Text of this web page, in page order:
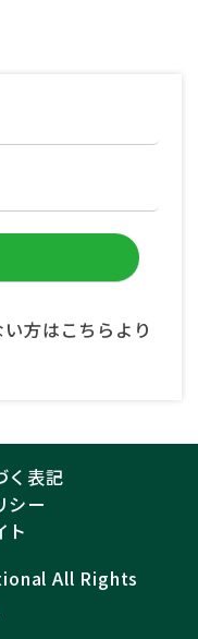
方はこちらより
く表記
シー
ト
All Rights